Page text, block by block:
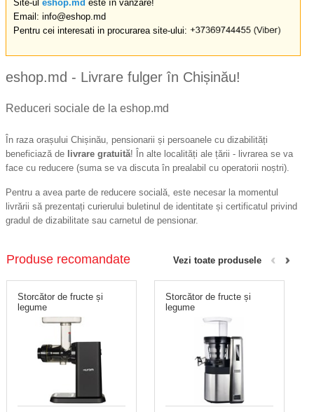
Site-ul eshop.md este în vânzare!
Email: info@eshop.md
Pentru cei interesati in procurarea site-ului:
eshop.md - Livrare fulger în Chișinău!
Reduceri sociale de la eshop.md
În raza orașului Chișinău, pensionarii și persoanele cu dizabilități
beneficiază de livrare gratuită! În alte localități ale țării - livrarea se va
face cu reducere (suma se va discuta în prealabil cu operatorii noștri).
Pentru a avea parte de reducere socială, este necesar la momentul
livrării să prezentați curierului buletinul de identitate și certificatul privind
gradul de dizabilitate sau carnetul de pensionar.
Vezi toate produsele
Produse recomandate
Storcător de fructe și
legume
Storcător de fructe și
legume